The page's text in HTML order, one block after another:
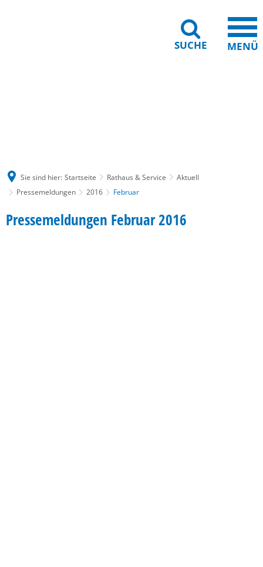
SUCHE MENÜ
Sie sind hier: Startseite Rathaus & Service
Aktuell
Pressemeldungen
2016 Februar
Februar
Pressemeldungen Februar 2016